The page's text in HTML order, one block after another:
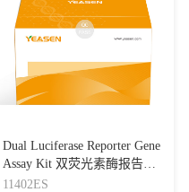
Dual Luciferase Reporter Gene
Assay Kit 双荧光素酶报告基
因检测试剂盒
11402ES